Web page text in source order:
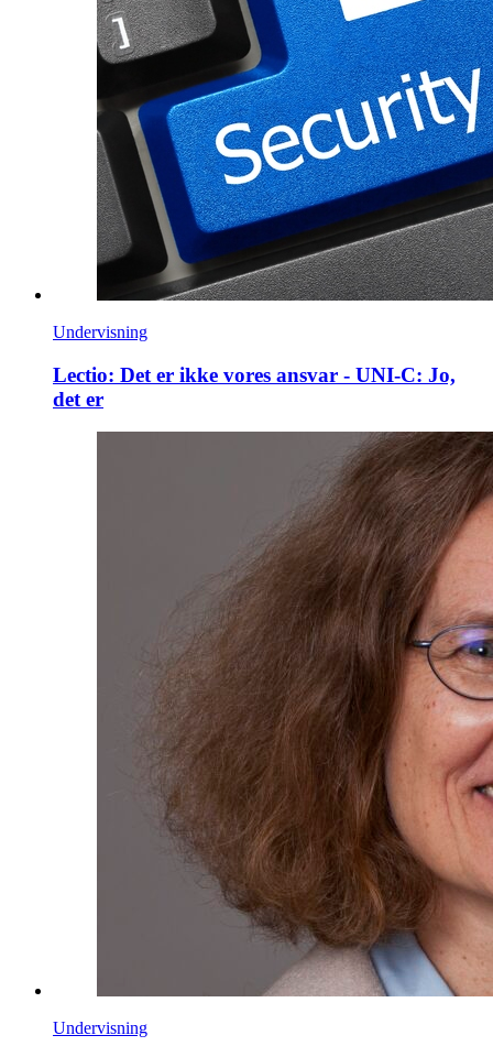
Undervisning
Lectio: Det er ikke vores ansvar - UNI-C: Jo,
det er
Undervisning